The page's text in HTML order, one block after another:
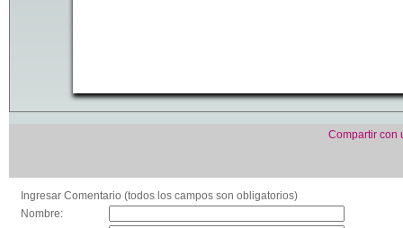
Compartir con
Ingresar Comentario (todos los campos son obligatorios)
Nombre: